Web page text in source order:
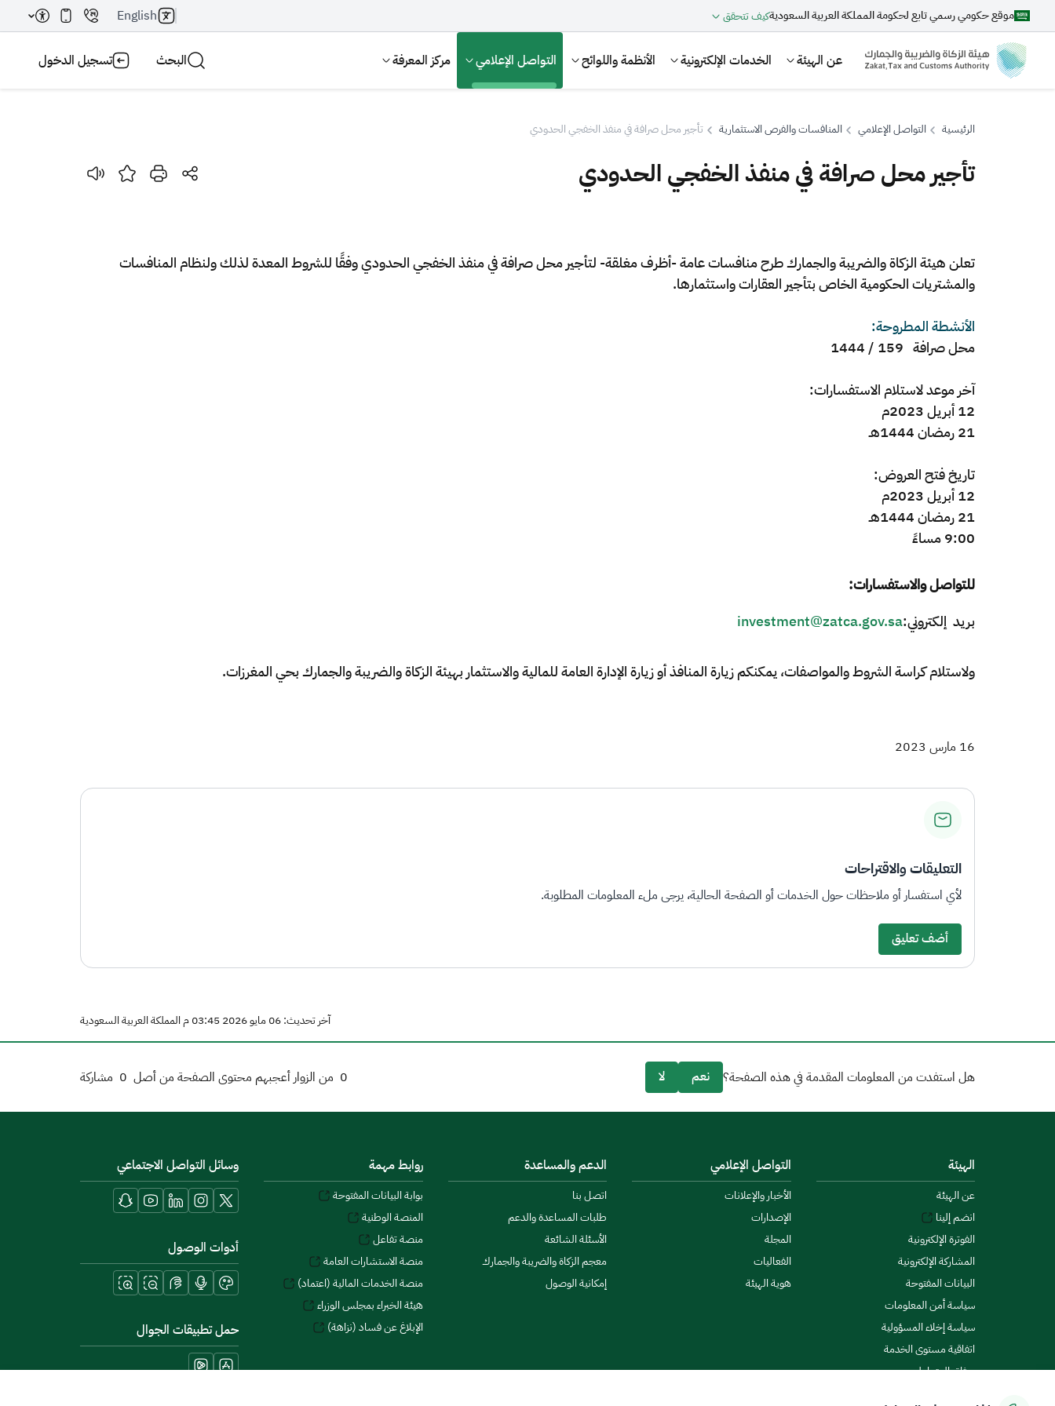
موقع حكومي رسمي تابع لحكومة المملكة العربية السعوديةكيف تتحقق English
عن الهيئة الخدمات الإلكترونية الأنظمة واللوائح التواصل الإعلامي مركز المعرفة البحث تسجيل الدخول
بحث
اقتراحات
الزكاة الجمارك ضريبة القيمة المضافة
الرئيسية التواصل الإعلامي المنافسات والفرص الاستثمارية تأجير محل صرافة في منفذ الخفجي الحدودي
تأجير محل صرافة في منفذ الخفجي الحدودي
تعلن هيئة الزكاة والضريبة والجمارك طرح منافسات عامة -أظرف مغلقة- لتأجير محل صرافة في منفذ الخفجي الحدودي وفقًا للشروط المعدة لذلك ولنظام المنافسات
والمشتريات الحكومية الخاص بتأجير العقارات واستثمارها.
الأنشطة المطروحة:
محل صرافة 159 / 1444​
آخر موعد لاستلام الاستفسارات:
12 أبريل 2023م
21 رمضان 1444هـ ​
تاريخ فتح العروض:
12 أبريل 2023م
21 رمضان 1444هـ
9:00 مساءً
للتواصل والاستفسارات:
بريد إلكتروني:investment@zatca.gov.sa
ولاستلام كراسة الشروط والمواصفات، يمكنكم زيارة المنافذ أو زيارة الإدارة العامة للمالية والاستثمار بهيئة الزكاة والضريبة والجمارك بحي المغرزات.
16 مارس 2023
التعليقات والاقتراحات
لأي استفسار أو ملاحظات حول الخدمات أو الصفحة الحالية، يرجى ملء المعلومات المطلوبة.
أضف تعليق
آخر تحديث: 06 مايو 2026 03:45 م المملكة العربية السعودية
0 من الزوار أعجبهم محتوى الصفحة من أصل 0 مشاركة هل استفدت من المعلومات المقدمة في هذه الصفحة؟ نعم لا
الهيئة
عن الهيئة
انضم إلينا
الفوترة الإلكترونية
المشاركة الإلكترونية
البيانات المفتوحة
سياسة أمن المعلومات
سياسة إخلاء المسؤولية
اتفاقية مستوى الخدمة
ميثاق المتعاملين
التواصل الإعلامي
الأخبار والإعلانات
الإصدارات
المجلة
الفعاليات
هوية الهيئة
الدعم والمساعدة
اتصل بنا
طلبات المساعدة والدعم
الأسئلة الشائعة
معجم الزكاة والضريبة والجمارك
إمكانية الوصول
روابط مهمة
بوابة البيانات المفتوحة
المنصة الوطنية
منصة تفاعل
منصة الاستشارات العامة
منصة الخدمات المالية (اعتماد)
هيئة الخبراء بمجلس الوزراء
الإبلاغ عن فساد (نزاهة)
وسائل التواصل الاجتماعي
أدوات الوصول
حمل تطبيقات الجوال